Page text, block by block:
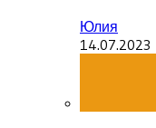
Юлия
14.07.2023